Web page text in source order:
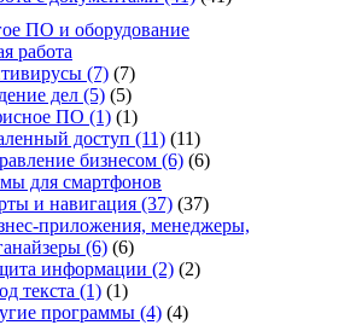
ПО и оборудование
работа
(7) (7)
дел (5) (5)
ПО (1) (1)
доступ (11) (11)
бизнесом (6) (6)
для смартфонов
и навигация (37) (37)
приложения, менеджеры,
(6) (6)
информации (2) (2)
текста (1) (1)
программы (4) (4)